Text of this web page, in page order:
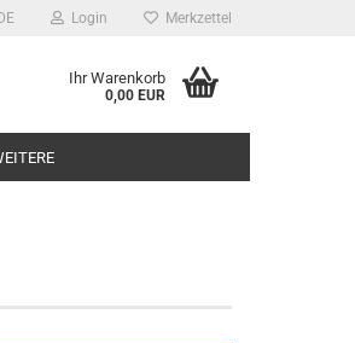
DE Login Merkzettel
Ihr Warenkorb
0,00 EUR